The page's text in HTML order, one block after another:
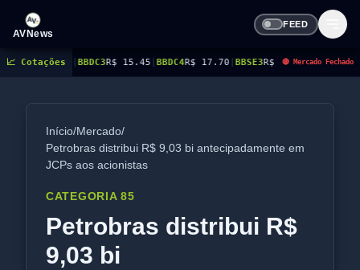
AVNews
FEED
📈 Cotações
|BBDC3R$ 15.45|BBDC4R$ 17.70|BBSE3R$ 40.96|BEES3R$ 8.77|BEES4
🔴 Mercado Fechado
Início/Mercado/
Petrobras distribui R$ 9,03 bi antecipadamente em
JCPs aos acionistas
CATEGORIA 85
Petrobras distribui R$
9,03 bi